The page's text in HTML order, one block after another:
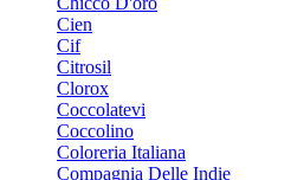
Cien
Cif
Citrosil
Clorox
Coccolatevi
Coccolino
Coloreria Italiana
Compagnia Delle Indie